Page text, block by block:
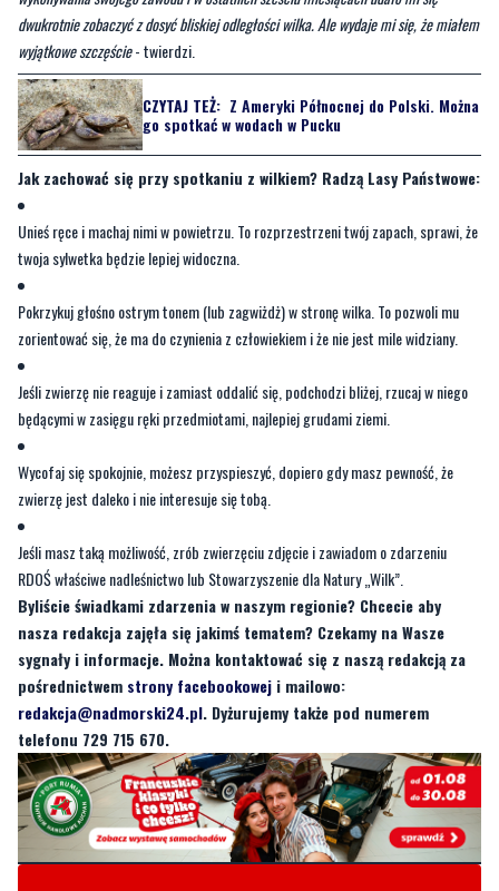
dwukrotnie zobaczyć z dosyć bliskiej odległości wilka. Ale wydaje mi się, że miałem
wyjątkowe szczęście- twierdzi.
CZYTAJ TEŻ: Z Ameryki Północnej do Polski. Można
go spotkać w wodach w Pucku
Jak zachować się przy spotkaniu z wilkiem? Radzą Lasy Państwowe:
Unieś ręce i machaj nimi w powietrzu. To rozprzestrzeni twój zapach, sprawi, że
twoja sylwetka będzie lepiej widoczna.
Pokrzykuj głośno ostrym tonem (lub zagwiżdż) w stronę wilka. To pozwoli mu
zorientować się, że ma do czynienia z człowiekiem i że nie jest mile widziany.
Jeśli zwierzę nie reaguje i zamiast oddalić się, podchodzi bliżej, rzucaj w niego
będącymi w zasięgu ręki przedmiotami, najlepiej grudami ziemi.
Wycofaj się spokojnie, możesz przyspieszyć, dopiero gdy masz pewność, że
zwierzę jest daleko i nie interesuje się tobą.
Jeśli masz taką możliwość, zrób zwierzęciu zdjęcie i zawiadom o zdarzeniu
RDOŚ właściwe nadleśnictwo lub Stowarzyszenie dla Natury „Wilk”.
Byliście świadkami zdarzenia w naszym regionie? Chcecie aby
nasza redakcja zajęła się jakimś tematem? Czekamy na Wasze
sygnały i informacje. Można kontaktować się z naszą redakcją za
pośrednictwem strony facebookowej i mailowo:
redakcja@nadmorski24.pl. Dyżurujemy także pod numerem
telefonu 729 715 670.